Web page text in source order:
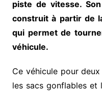
piste de vitesse.
construit à partir de
qui permet de
véhicule.
Ce véhicule pour
les sacs gonflables et